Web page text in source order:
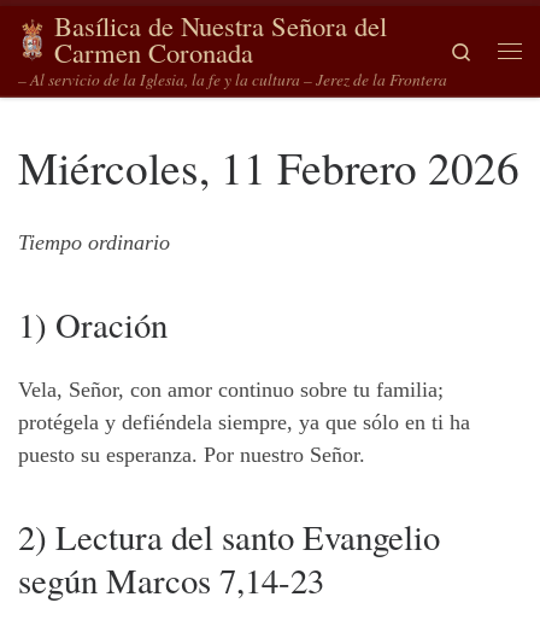
Saltar al contenido
Basílica de Nuestra Señora del
Carmen Coronada
– Al servicio de la Iglesia, la fe y la cultura – Jerez de la Frontera
Search
Miércoles, 11 Febrero 2026
Tiempo ordinario
1) Oración
Vela, Señor, con amor continuo sobre tu familia;
protégela y defiéndela siempre, ya que sólo en ti ha
puesto su esperanza. Por nuestro Señor.
2) Lectura del santo Evangelio
según Marcos 7,14-23